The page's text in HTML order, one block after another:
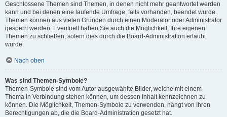
Geschlossene Themen sind Themen, in denen nicht mehr geantwortet werden
kann und bei denen eine laufende Umfrage, falls vorhanden, beendet wurde.
Themen können aus vielen Gründen durch einen Moderator oder Administrator
gesperrt werden. Eventuell haben Sie auch die Möglichkeit, Ihre eigenen
Themen zu schließen, sofern dies durch die Board-Administration erlaubt
wurde.
Nach oben
Was sind Themen-Symbole?
Themen-Symbole sind vom Autor ausgewählte Bilder, welche mit einem
Thema in Verbindung stehen können, um dessen Inhalt kennzeichnen zu
können. Die Möglichkeit, Themen-Symbole zu verwenden, hängt von Ihren
Berechtigungen ab, die die Board-Administration gesetzt hat.